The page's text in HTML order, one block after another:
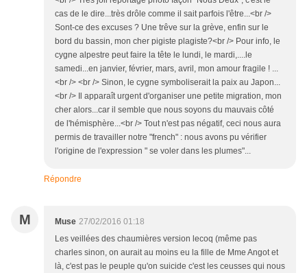
cas de le dire...très drôle comme il sait parfois l'être...<br />
Sont-ce des excuses ? Une trêve sur la grève, enfin sur le
bord du bassin, mon cher pigiste plagiste?<br /> Pour info, le
cygne alpestre peut faire la tête le lundi, le mardi,....le
samedi...en janvier, février, mars, avril, mon amour fragile ! ...
<br /> <br /> Sinon, le cygne symboliserait la paix au Japon...
<br /> Il apparaît urgent d'organiser une petite migration, mon
cher alors...car il semble que nous soyons du mauvais côté
de l'hémisphère...<br /> Tout n'est pas négatif, ceci nous aura
permis de travailler notre "french" : nous avons pu vérifier
l'origine de l'expression " se voler dans les plumes"...
Répondre
M Muse 27/02/2016 01:18
Les veillées des chaumières version lecoq (même pas
charles sinon, on aurait au moins eu la fille de Mme Angot et
là, c'est pas le peuple qu'on suicide c'est les ceusses qui nous